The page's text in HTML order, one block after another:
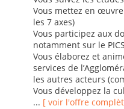
Vous mettez en
les 7 axes)
Vous participez aux
notamment sur le
Vous élaborez et
services de
les autres acteurs
Vous développez la
... [ voir l'offre